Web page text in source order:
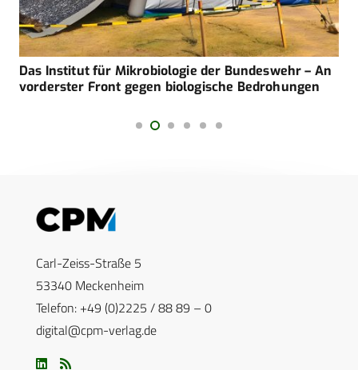
Das Institut für Mikrobiologie der Bundeswehr – An
vorderster Front gegen biologische Bedrohungen
Carl-Zeiss-Straße 5
53340 Meckenheim
Telefon: +49 (0)2225 / 88 89 – 0
digital@cpm-verlag.de